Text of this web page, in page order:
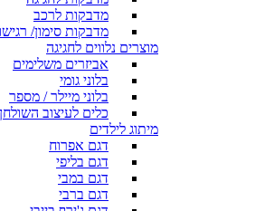
מדבקות לרכב
מדבקות סימון/
מוצרים נלווים לחגיגה
אביזרים משלימים
בלוני גומי
בלוני מיילר / מספר
כלים לעיצוב השולחן
מיתוג לילדים
דגם אפרוח
דגם בליפי
דגם במבי
דגם ברבי